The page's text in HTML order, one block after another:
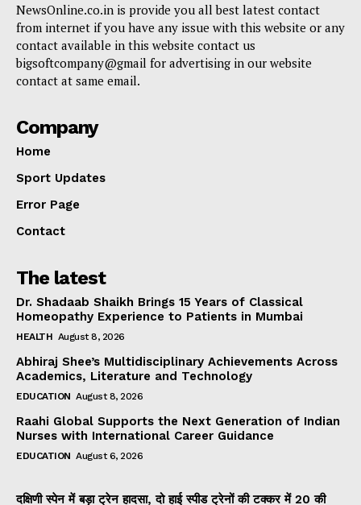
NewsOnline.co.in is provide you all best latest contact
from internet if you have any issue with this website or any
contact available in this website contact us
bigsoftcompany@gmail for advertising in our website
contact at same email.
Company
Home
Sport Updates
Error Page
Contact
The latest
Dr. Shadaab Shaikh Brings 15 Years of Classical
Homeopathy Experience to Patients in Mumbai
HEALTH August 8, 2026
Abhiraj Shee’s Multidisciplinary Achievements Across
Academics, Literature and Technology
EDUCATION August 8, 2026
Raahi Global Supports the Next Generation of Indian
Nurses with International Career Guidance
EDUCATION August 6, 2026
दक्षिणी स्पेन में बड़ा ट्रेन हादसा, दो हाई स्पीड ट्रेनों की टक्कर में 20 की